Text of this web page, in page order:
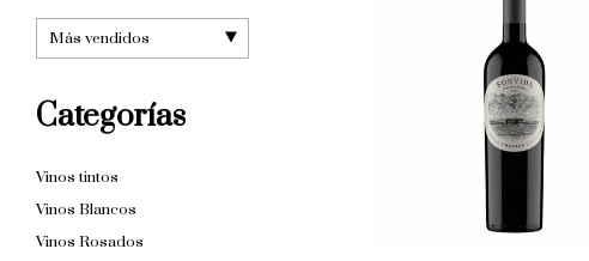
Categorías
Vinos tintos
Vinos Blancos
Vinos Rosados